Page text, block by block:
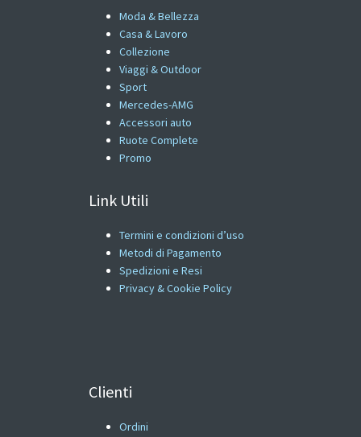
Moda & Bellezza
Casa & Lavoro
Collezione
Viaggi & Outdoor
Sport
Mercedes-AMG
Accessori auto
Ruote Complete
Promo
Link Utili
Termini e condizioni d’uso
Metodi di Pagamento
Spedizioni e Resi
Privacy & Cookie Policy
Clienti
Ordini